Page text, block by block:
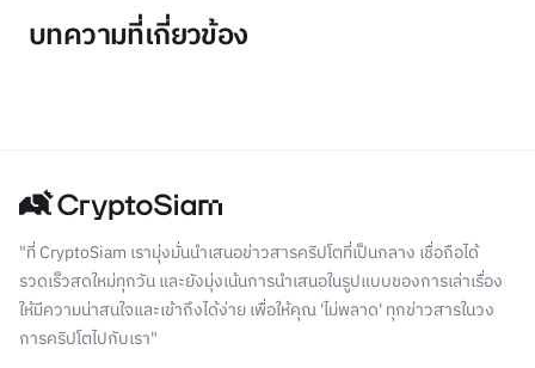
บทความที่เกี่ยวข้อง
"ที่ CryptoSiam เรามุ่งมั่นนำเสนอข่าวสารคริปโตที่เป็นกลาง เชื่อถือได้
รวดเร็วสดใหม่ทุกวัน และยังมุ่งเน้นการนำเสนอในรูปแบบของการเล่าเรื่อง
ให้มีความน่าสนใจและเข้าถึงได้ง่าย เพื่อให้คุณ 'ไม่พลาด' ทุกข่าวสารในวง
การคริปโตไปกับเรา"